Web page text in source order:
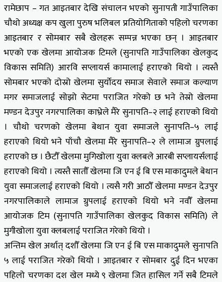
रामेछाप – गत आइतबार देखि संचालन भएको सुनापती गाउँपालिका
चौथो अध्यक्ष कप खुला पुरुष भलिबल प्रतियोगिताको पहिलो चरणका
आइतबार र सोमबार सबै खेलहरू सम्पन्न भएका छन् । आइतबार
भएको एक खेलमा आयोजक टिमले (सुनापति गाउँपालिका खेलकुद
विकास समिति) आरवि सप्लायर्स कामालाई हराएको थियो । त्यस्तै
सोमबार भएको दोस्रो खेलमा सुर्योदय समाज सेवाले समाज कल्याण
मगर समाजलाई सोझो सेटमा पराजित गरेको छ भने तेस्रो खेलमा
मण्डन देउपुर नगरपालिका काभ्रेले मैरे सुनापति–२ लाई हराएको थियो
। चौथो चरणको खेलमा बेथान युवा समाजले सुनापति–५ लाई
हराएको थियो भने पाँचौ खेलमा मैरे सुनापति–२ ले लामाज ग्रुपलाई
हराएको छ । छैटौँ खेलमा मुगिखोला युवा क्लबले आरबी सप्लायर्सलाई
हराएको थियो । त्यस्तै सातौँ खेलमा जि एन ई बि एस माकादुमले बेथान
युवा समाजलाई हराएको थियो । त्यसै गरी आठौँ खेलमा मण्डन देउपुर
नगरपालिकाले लामाज ग्रुपलाई हराएको थियो भने नवौँ खेलमा
आयोजक टिम (सुनापति गाउँपालिका खेलकुद विकास समिति) ले
मुगीखोला युवा क्लबलाई पराजित गरेको थियो ।
अन्तिम खेल अर्थात् दशौँ खेलमा जि एन ई बि एस माकादुमले सुनापति
५ लाई पराजित गरेको थियो । आइतबार र सोमबार दुई दिन भएका
पहिलो चरणका दश खेल मध्ये ९ खेलमा जित हासिल गर्ने सबै टिमले